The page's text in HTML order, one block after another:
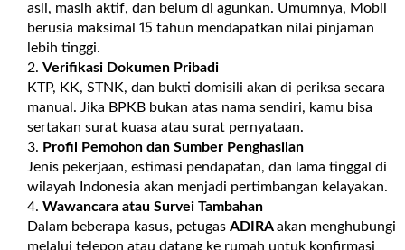
asli, masih aktif, dan belum di agunkan. Umumnya, Mobil
berusia maksimal 15 tahun mendapatkan nilai pinjaman
lebih tinggi.
Verifikasi Dokumen Pribadi
KTP, KK, STNK, dan bukti domisili akan di periksa secara
manual. Jika BPKB bukan atas nama sendiri, kamu bisa
sertakan surat kuasa atau surat pernyataan.
Profil Pemohon dan Sumber Penghasilan
Jenis pekerjaan, estimasi pendapatan, dan lama tinggal di
wilayah Indonesia akan menjadi pertimbangan kelayakan.
Wawancara atau Survei Tambahan
Dalam beberapa kasus, petugas ADIRAakan menghubungi
melalui telepon atau datang ke rumah untuk konfirmasi